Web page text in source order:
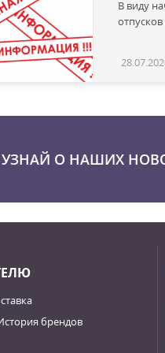
В виду
УЗНАЙ О НАШИХ
брендов